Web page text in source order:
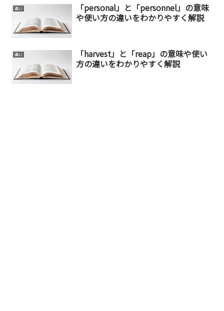
違い
「personal」と「personnel」の意味
や使い方の違いをわかりやすく解説
違い
「harvest」と「reap」の意味や使い
方の違いをわかりやすく解説